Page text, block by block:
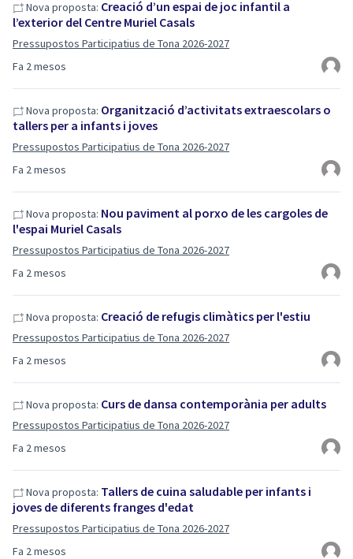
Fa 2 mesos
Nova proposta: Creació d’un espai de joc infantil a
l’exterior del Centre Muriel Casals
Pressupostos Participatius de Tona 2026-2027
Fa 2 mesos
Nova proposta: Organització d’activitats extraescolars o
tallers per a infants i joves
Pressupostos Participatius de Tona 2026-2027
Fa 2 mesos
Nova proposta: Nou paviment al porxo de les cargoles de
l'espai Muriel Casals
Pressupostos Participatius de Tona 2026-2027
Fa 2 mesos
Nova proposta: Creació de refugis climàtics per l'estiu
Pressupostos Participatius de Tona 2026-2027
Fa 2 mesos
Nova proposta: Curs de dansa contemporània per adults
Pressupostos Participatius de Tona 2026-2027
Fa 2 mesos
Nova proposta: Tallers de cuina saludable per infants i
joves de diferents franges d'edat
Pressupostos Participatius de Tona 2026-2027